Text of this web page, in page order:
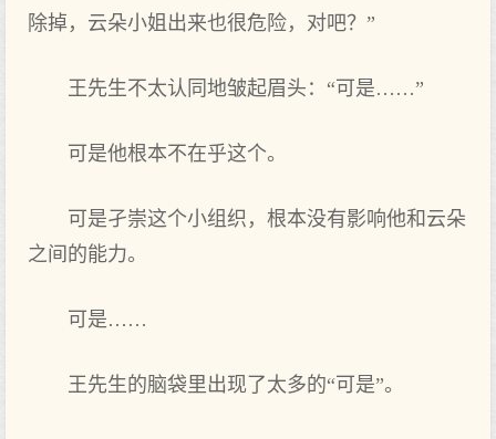
除掉，云朵小姐出来也很危险，对吧？”
王先生不太认同地皱起眉头：“可是……”
可是他根本不在乎这个。
可是孑崇这个小组织，根本没有影响他和云朵
之间的能力。
可是……
王先生的脑袋里出现了太多的“可是”。